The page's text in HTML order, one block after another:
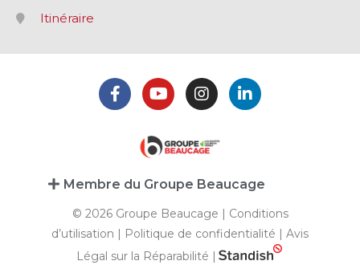
Itinéraire
Membre du Groupe Beaucage
© 2026 Groupe Beaucage | Conditions
d’utilisation
Politique de confidentialité
Avis
Légal sur la Réparabilité